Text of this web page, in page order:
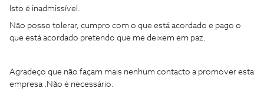
Isto é inadmissível.
Não posso tolerar, cumpro com o que está acordado e pago o
que está acordado pretendo que me deixem em paz.
Agradeço que não façam mais nenhum contacto a promover esta
empresa .Não é necessário.